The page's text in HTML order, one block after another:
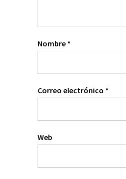
Nombre *
Correo electrónico *
Web